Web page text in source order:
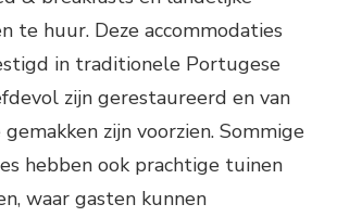
te huur. Deze accommodaties
in traditionele Portugese
zijn gerestaureerd en van
zijn voorzien. Sommige
hebben ook prachtige tuinen
waar gasten kunnen